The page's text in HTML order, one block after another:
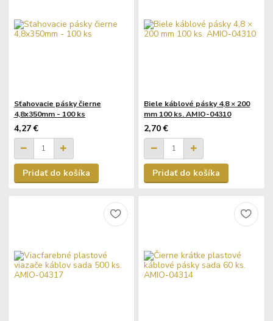
Sťahovacie pásky čierne
4,8x350mm - 100 ks
4,27 €
Pridať do košíka
Biele káblové pásky 4,8 × 200
mm 100 ks. AMIO-04310
2,70 €
Pridať do košíka